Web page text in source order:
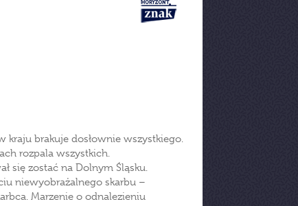
kraju brakuje dosłownie wszystkiego.
rozpala wszystkich.
się zostać na Dolnym Śląsku.
niewyobrażalnego skarbu –
Marzenie o odnalezieniu